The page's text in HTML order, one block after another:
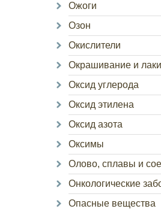
Ожоги
Озон
Окислители
Окрашивание и
Оксид углерода
Оксид этилена
Оксид азота
Оксимы
Олово, сплавы и
Онкологические
Опасные вещества